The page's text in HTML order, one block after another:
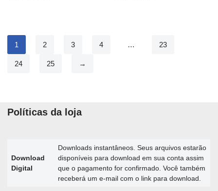
1 2 3 4 … 23
24 25 →
Políticas da loja
Download
Digital
Downloads instantâneos. Seus arquivos estarão
disponíveis para download em sua conta assim
que o pagamento for confirmado. Você também
receberá um e-mail com o link para download.